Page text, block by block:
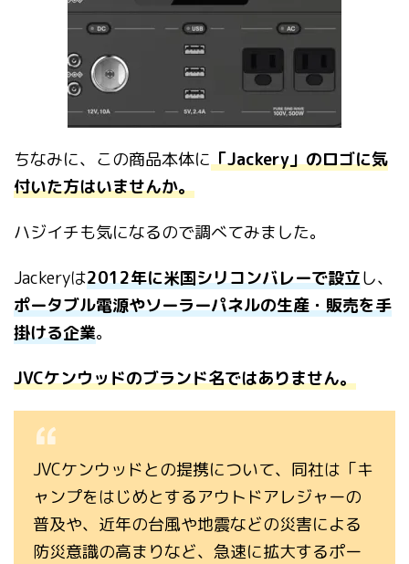
ちなみに、この商品本体に「Jackery」のロゴに気
付いた方はいませんか。
ハジイチも気になるので調べてみました。
Jackeryは2012年に米国シリコンバレーで設立し、
ポータブル電源やソーラーパネルの生産・販売を手
掛ける企業。
JVCケンウッドのブランド名ではありません。
JVCケンウッドとの提携について、同社は「キ
ャンプをはじめとするアウトドアレジャーの
普及や、近年の台風や地震などの災害による
防災意識の高まりなど、急速に拡大するポー